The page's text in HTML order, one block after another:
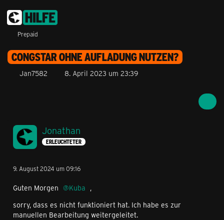
Prepaid
CONGSTAR OHNE AUFLADUNG NUTZEN?
Jan7582 8. April 2023 um 23:39
Jonathan
ERLEUCHTETER
9. August 2024 um 09:16
Guten Morgen Kuba ,
sorry, dass es nicht funktioniert hat. Ich habe es zur
manuellen Bearbeitung weitergeleitet.